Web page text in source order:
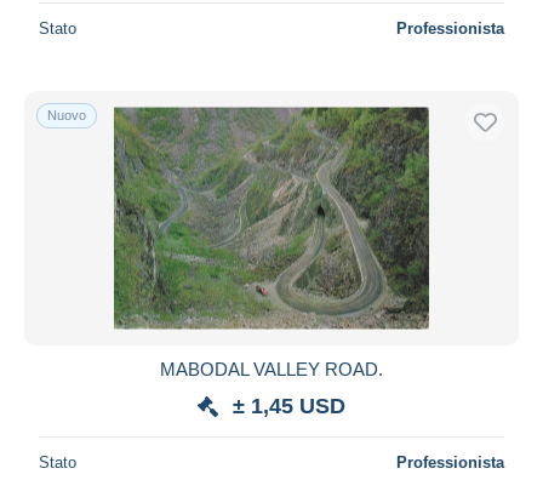
Stato Professionista
Nuovo
MABODAL VALLEY ROAD.
± 1,45 USD
Stato Professionista